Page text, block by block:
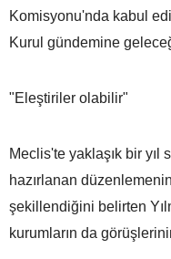
Komisyonu'nda kabul
Kurul gündemine
"Eleştiriler olabilir"
Meclis'te yaklaşık bir yıl
hazırlanan
şekillendiğini belirten
kurumların da